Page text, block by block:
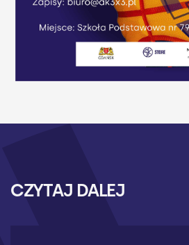
CZYTAJ DALEJ